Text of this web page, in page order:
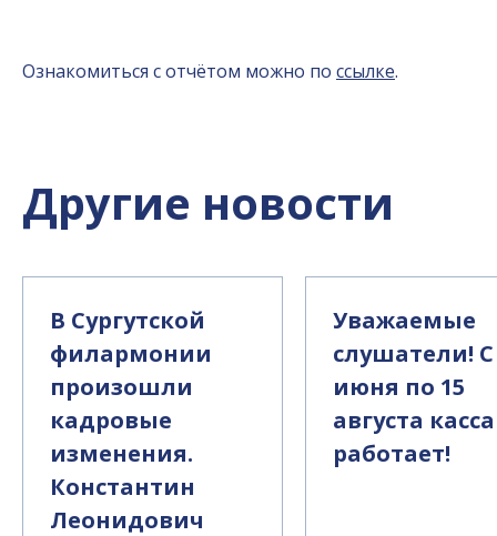
Ознакомиться с отчётом можно по ссылке.
Другие новости
В Сургутской
филармонии
произошли
кадровые
изменения.
Константин
Леонидович
Уважаемые
слушатели! С
июня по 15
августа
работает!